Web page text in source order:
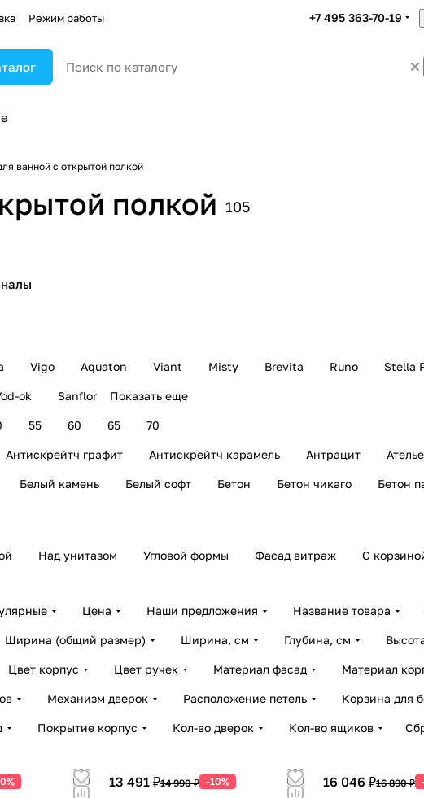
Режим работы +7 495 363-70-19
ванной с открытой полкой
полкой 105
Vigo Aquaton Viant Misty Brevita Runo Stella
ok Sanflor Показать еще
55 60 65 70
Антискрейтч графит Антискрейтч карамель Антрацит
Белый камень Белый софт Бетон Бетон чикаго Бетон
Над унитазом Угловой формы Фасад витраж С
Цена Наши предложения Название товара
Ширина (общий размер) Ширина, см Глубина, см
Цвет корпус Цвет ручек Материал фасад Материал
Механизм дверок Расположение петель Корзина для
Покрытие корпус Кол-во дверок Кол-во ящиков
13 491 ₽14 990 ₽ -10% 16 046 ₽16 890 ₽